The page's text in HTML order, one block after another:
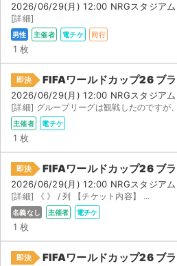
2026/06/29(月) 12:00 NRGスタジアム
[詳細]
男性 主催者 電チケ 同行
1 枚
即決 FIFAワールドカップ26 ブ
2026/06/29(月) 12:00 NRGスタジアム
[詳細] グループリーグは観戦したのですが
主催者 電チケ
1 枚
即決 FIFAワールドカップ26 ブ
2026/06/29(月) 12:00 NRGスタジアム
[詳細] 《 》 / 列 【チケット内容】 ...
名義なし 主催者 電チケ
1 枚
即決 FIFAワールドカップ26 ブ